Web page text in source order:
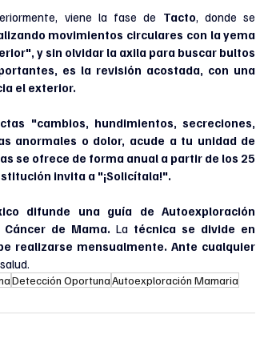
viene la fase de Tacto, donde se
movimientos circulares con la yema
y sin olvidar la axila para buscar bultos
es la revisión acostada, con una
el exterior.
"cambios, hundimientos, secreciones,
anormales o dolor, acude a tu unidad de
se ofrece de forma anual a partir de los 25
invita a "¡Solicítala!".
difunde una guía de Autoexploración
de Mama. La técnica se divide en
Detección OportunaAutoexploración Mamaria